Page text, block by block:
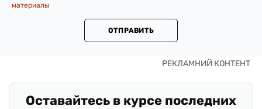
материалы
ОТПРАВИТЬ
Оставайтесь в курсе последних